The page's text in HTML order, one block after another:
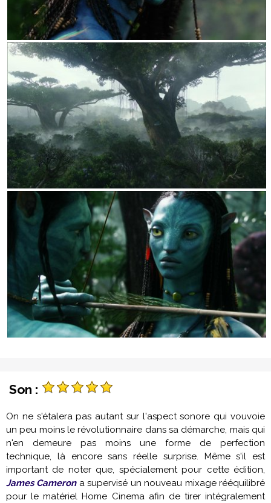
Son :
On ne s'étalera pas autant sur l'aspect sonore qui vouvoie
un peu moins le révolutionnaire dans sa démarche, mais qui
n'en demeure pas moins une forme de perfection
technique, là encore sans réelle surprise. Même s'il est
important de noter que, spécialement pour cette édition,
James Camerona supervisé un nouveau mixage rééquilibré
pour le matériel Home Cinema afin de tirer intégralement